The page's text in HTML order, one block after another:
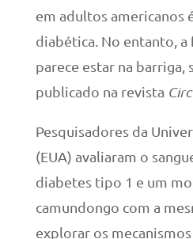
em adultos americanos
diabética. No entanto, a
parece estar na barriga,
publicado na revista
Pesquisadores da
(EUA) avaliaram o
diabetes tipo 1 e um
camundongo com a
explorar os